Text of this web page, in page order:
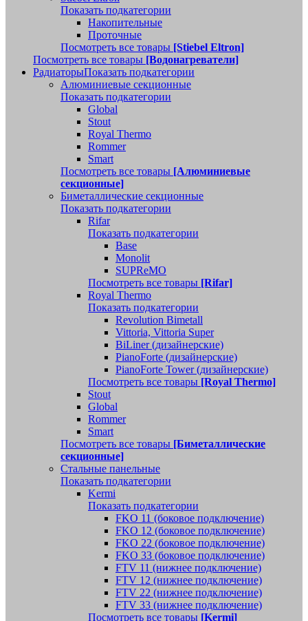
Показать подкатегории
Накопительные
Проточные
Посмотреть все товары [Stiebel Eltron]
Посмотреть все товары [Водонагреватели]
РадиаторыПоказать подкатегории
Алюминиевые секционные
Показать подкатегории
Global
Stout
Royal Thermo
Rommer
Smart
Посмотреть все товары [Алюминиевые
секционные]
Биметаллические секционные
Показать подкатегории
Rifar
Показать подкатегории
Base
Monolit
SUPReMO
Посмотреть все товары [Rifar]
Royal Thermo
Показать подкатегории
Revolution Bimetall
Vittoria, Vittoria Super
BiLiner (дизайнерские)
PianoForte (дизайнерские)
PianoForte Tower (дизайнерские)
Посмотреть все товары [Royal Thermo]
Stout
Global
Rommer
Smart
Посмотреть все товары [Биметаллические
секционные]
Стальные панельные
Показать подкатегории
Kermi
Показать подкатегории
FKO 11 (боковое подключение)
FKO 12 (боковое подключение)
FKO 22 (боковое подключение)
FKO 33 (боковое подключение)
FTV 11 (нижнее подключение)
FTV 12 (нижнее подключение)
FTV 22 (нижнее подключение)
FTV 33 (нижнее подключение)
Посмотреть все товары [Kermi]